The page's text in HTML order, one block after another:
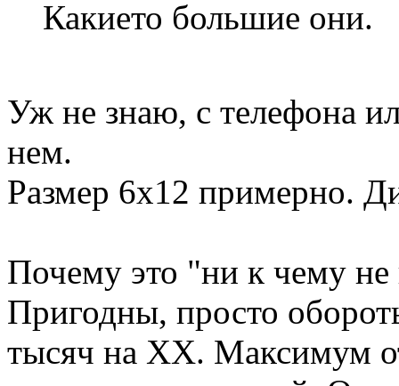
Какието большие они.
Уж не знаю, с телефона
нем.
Размер 6x12 примерно.
Почему это "ни к чему
Пригодны, просто
тысяч на ХХ. Максимум